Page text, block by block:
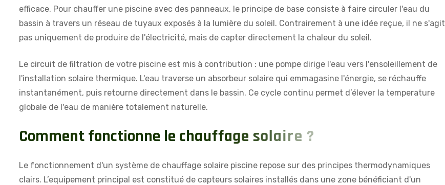
efficace. Pour chauffer une piscine avec des panneaux, le principe de base consiste à faire circuler l'eau du
bassin à travers un réseau de tuyaux exposés à la lumière du soleil. Contrairement à une idée reçue, il ne s'agit
pas uniquement de produire de l'électricité, mais de capter directement la chaleur du soleil.
Le circuit de filtration de votre piscine est mis à contribution : une pompe dirige l'eau vers l'ensoleillement de
l'installation solaire thermique. L'eau traverse un absorbeur solaire qui emmagasine l'énergie, se réchauffe
instantanément, puis retourne directement dans le bassin. Ce cycle continu permet d’élever la temperature
globale de l'eau de manière totalement naturelle.
Commentfonctionne le chauffage solaire?
Le fonctionnement d'un système de chauffage solaire piscine repose sur des principes thermodynamiques
clairs. L’equipement principal est constitué de capteurs solaires installés dans une zone bénéficiant d'un